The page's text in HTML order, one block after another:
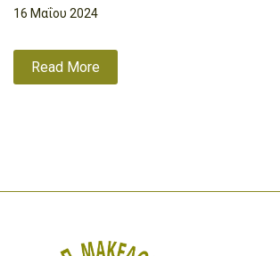
16 Μαΐου 2024
Read More